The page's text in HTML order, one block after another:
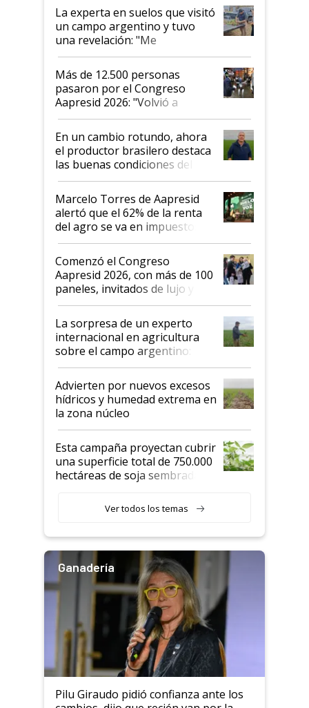
La experta en suelos que visitó
un campo argentino y tuvo
una revelación: "Me
impresionó mucho"
Más de 12.500 personas
pasaron por el Congreso
Aapresid 2026: "Volvió a
demostrar que hablar del
suelo es hablar de todo el
sistema productivo"
En un cambio rotundo, ahora
el productor brasilero destaca
las buenas condiciones del
agro argentino para invertir:
"Los veo más motivados"
Marcelo Torres de Aapresid
alertó que el 62% de la renta
del agro se va en impuestos:
"No es bueno que en
Argentina se sigan discutiendo
las mismas cosas de hace 50
años"
Comenzó el Congreso
Aapresid 2026, con más de 100
paneles, invitados de lujo y
todas las tendencias
La sorpresa de un experto
internacional en agricultura
sobre el campo argentino:
"Estoy muy impresionado"
Advierten por nuevos excesos
hídricos y humedad extrema en
la zona núcleo
Esta campaña proyectan cubrir
una superficie total de 750.000
hectáreas de soja sembradas
variedades que marcan un
salto tecnológico en genética y
Ver todos los temas
Ganadería
Pilu Giraudo pidió confianza ante los